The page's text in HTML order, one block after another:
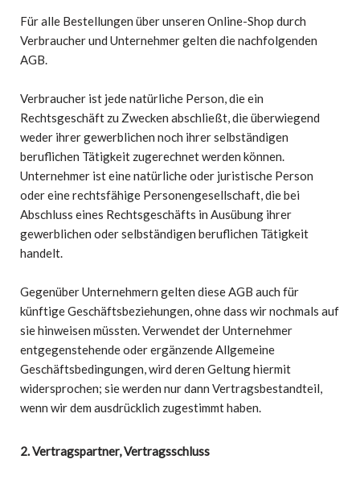
Für alle Bestellungen über unseren Online-Shop durch
Verbraucher und Unternehmer gelten die nachfolgenden
AGB.
Verbraucher ist jede natürliche Person, die ein
Rechtsgeschäft zu Zwecken abschließt, die überwiegend
weder ihrer gewerblichen noch ihrer selbständigen
beruflichen Tätigkeit zugerechnet werden können.
Unternehmer ist eine natürliche oder juristische Person
oder eine rechtsfähige Personengesellschaft, die bei
Abschluss eines Rechtsgeschäfts in Ausübung ihrer
gewerblichen oder selbständigen beruflichen Tätigkeit
handelt.
Gegenüber Unternehmern gelten diese AGB auch für
künftige Geschäftsbeziehungen, ohne dass wir nochmals auf
sie hinweisen müssten. Verwendet der Unternehmer
entgegenstehende oder ergänzende Allgemeine
Geschäftsbedingungen, wird deren Geltung hiermit
widersprochen; sie werden nur dann Vertragsbestandteil,
wenn wir dem ausdrücklich zugestimmt haben.
2. Vertragspartner, Vertragsschluss